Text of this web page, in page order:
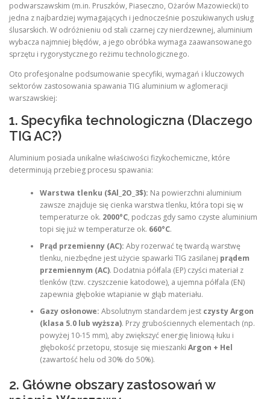
podwarszawskim (m.in. Pruszków, Piaseczno, Ożarów Mazowiecki) to
jedna z najbardziej wymagających i jednocześnie poszukiwanych usług
ślusarskich. W odróżnieniu od stali czarnej czy nierdzewnej, aluminium
wybacza najmniej błędów, a jego obróbka wymaga zaawansowanego
sprzętu i rygorystycznego reżimu technologicznego.
Oto profesjonalne podsumowanie specyfiki, wymagań i kluczowych
sektorów zastosowania spawania TIG aluminium w aglomeracji
warszawskiej:
1. Specyfika technologiczna (Dlaczego
TIG AC?)
Aluminium posiada unikalne właściwości fizykochemiczne, które
determinują przebieg procesu spawania:
Warstwa tlenku ($Al_2O_3$): Na powierzchni aluminium
zawsze znajduje się cienka warstwa tlenku, która topi się w
temperaturze ok. 2000°C, podczas gdy samo czyste aluminium
topi się już w temperaturze ok. 660°C.
Prąd przemienny (AC): Aby rozerwać tę twardą warstwę
tlenku, niezbędne jest użycie spawarki TIG zasilanej prądem
przemiennym (AC). Dodatnia półfala (EP) czyści materiał z
tlenków (tzw. czyszczenie katodowe), a ujemna półfala (EN)
zapewnia głębokie wtapianie w głąb materiału.
Gazy osłonowe: Absolutnym standardem jest czysty Argon
(klasa 5.0 lub wyższa). Przy grubościennych elementach (np.
powyżej 10-15 mm), aby zwiększyć energię liniową łuku i
głębokość przetopu, stosuje się mieszanki Argon + Hel
(zawartość helu od 30% do 50%).
2. Główne obszary zastosowań w